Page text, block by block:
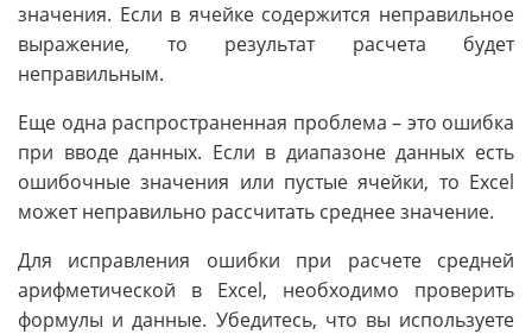
значения. Если в ячейке содержится неправильное
выражение, то результат расчета будет
неправильным.
Еще одна распространенная проблема – это ошибка
при вводе данных. Если в диапазоне данных есть
ошибочные значения или пустые ячейки, то Excel
может неправильно рассчитать среднее значение.
Для исправления ошибки при расчете средней
арифметической в Excel, необходимо проверить
формулы и данные. Убедитесь, что вы используете